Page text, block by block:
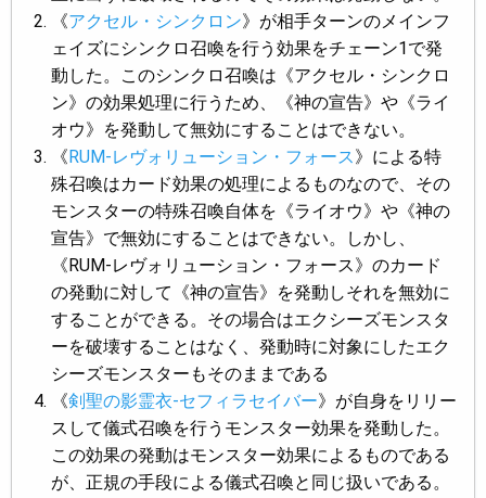
《アクセル・シンクロン》が相手ターンのメインフ
ェイズにシンクロ召喚を行う効果をチェーン1で発
動した。このシンクロ召喚は《アクセル・シンクロ
ン》の効果処理に行うため、《神の宣告》や《ライ
オウ》を発動して無効にすることはできない。
《 RUM-レヴォリューション・フォース》による特
殊召喚はカード効果の処理によるものなので、その
モンスターの特殊召喚自体を《ライオウ》や《神の
宣告》で無効にすることはできない。しかし、
《RUM-レヴォリューション・フォース》のカード
の発動に対して《神の宣告》を発動しそれを無効に
することができる。その場合はエクシーズモンスタ
ーを破壊することはなく、発動時に対象にしたエク
シーズモンスターもそのままである
《剣聖の影霊衣-セフィラセイバー》が自身をリリー
スして儀式召喚を行うモンスター効果を発動した。
この効果の発動はモンスター効果によるものである
が、正規の手段による儀式召喚と同じ扱いである。